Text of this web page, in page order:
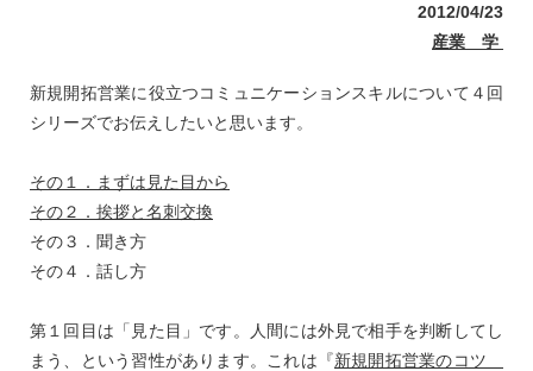
2012/04/23
産業 学
新規開拓営業に役立つコミュニケーションスキルについて４回
シリーズでお伝えしたいと思います。
その１．まずは見た目から
その２．挨拶と名刺交換
その３．聞き方
その４．話し方
第１回目は「見た目」です。人間には外見で相手を判断してし
まう、という習性があります。これは『新規開拓営業のコツ